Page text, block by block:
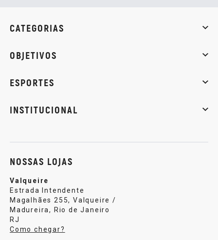
CATEGORIAS
OBJETIVOS
ESPORTES
INSTITUCIONAL
NOSSAS LOJAS
Valqueire
Estrada Intendente
Magalhães 255, Valqueire /
Madureira, Rio de Janeiro
RJ
Como chegar?